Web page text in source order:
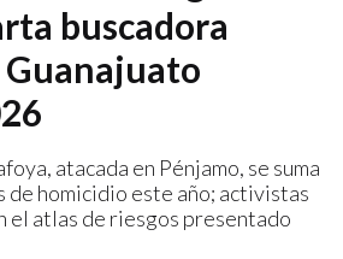
buscadora
Guanajuato
atacada en Pénjamo, se suma
de homicidio este año; activistas
el atlas de riesgos presentado